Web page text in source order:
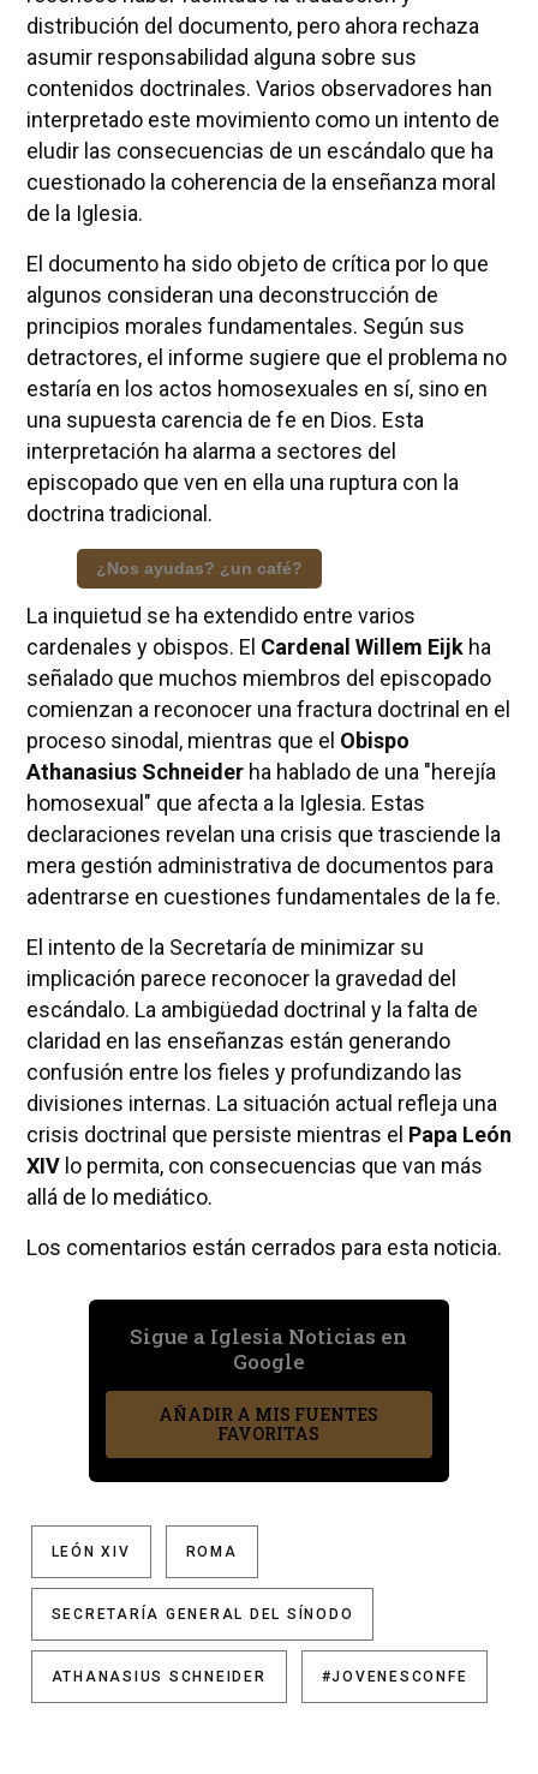
distribución del documento, pero ahora rechaza
asumir responsabilidad alguna sobre sus
contenidos doctrinales. Varios observadores han
interpretado este movimiento como un intento de
eludir las consecuencias de un escándalo que ha
cuestionado la coherencia de la enseñanza moral
de la Iglesia.
El documento ha sido objeto de crítica por lo que
algunos consideran una deconstrucción de
principios morales fundamentales. Según sus
detractores, el informe sugiere que el problema no
estaría en los actos homosexuales en sí, sino en
una supuesta carencia de fe en Dios. Esta
interpretación ha alarma a sectores del
episcopado que ven en ella una ruptura con la
doctrina tradicional.
¿Nos ayudas? ¿un café?
La inquietud se ha extendido entre varios
cardenales y obispos. El Cardenal Willem Eijkha
señalado que muchos miembros del episcopado
comienzan a reconocer una fractura doctrinal en el
proceso sinodal, mientras que el Obispo
Athanasius Schneiderha hablado de una "herejía
homosexual" que afecta a la Iglesia. Estas
declaraciones revelan una crisis que trasciende la
mera gestión administrativa de documentos para
adentrarse en cuestiones fundamentales de la fe.
El intento de la Secretaría de minimizar su
implicación parece reconocer la gravedad del
escándalo. La ambigüedad doctrinal y la falta de
claridad en las enseñanzas están generando
confusión entre los fieles y profundizando las
divisiones internas. La situación actual refleja una
crisis doctrinal que persiste mientras el Papa León
XIVlo permita, con consecuencias que van más
allá de lo mediático.
Los comentarios están cerrados para esta noticia.
Sigue a Iglesia Noticias en
Google
AÑADIR A MIS FUENTES
FAVORITAS
LEÓN XIV ROMA
SECRETARÍA GENERAL DEL SÍNODO
ATHANASIUS SCHNEIDER #JOVENESCONFE